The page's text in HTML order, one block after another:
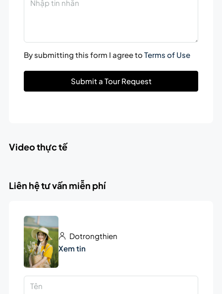
By submitting this form I agree to Terms of Use
Submit a Tour Request
Video thực tế
Liên hệ tư vấn miễn phí
Dotrongthien
Xem tin